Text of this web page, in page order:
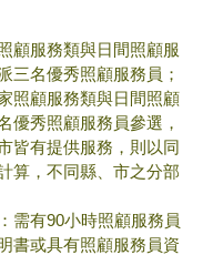
顧服務類與日間照顧服
三名優秀照顧服務員；
照顧服務類與日間照顧
優秀照顧服務員參選，
皆有提供服務，則以同
算，不同縣、市之分部
需有90小時照顧服務員
書或具有照顧服務員資